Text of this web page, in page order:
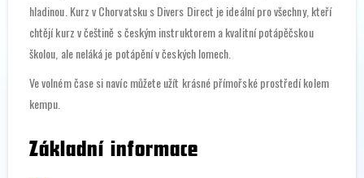
hladinou. Kurz v Chorvatsku s Divers Direct je ideální pro všechny, kteří
chtějí kurz v češtině s českým instruktorem a kvalitní potápěčskou
školou, ale neláká je potápění v českých lomech.
Ve volném čase si navíc můžete užít krásné přímořské prostředí kolem
kempu.
Základní informace